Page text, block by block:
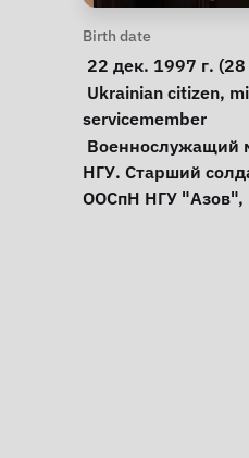
Personal
Birth date
22 дек. 1997 г.
Special circumstances
Ukrainian citizen,
servicemember
Notes
НГУ. Старший
ООСпН НГУ "Азов",